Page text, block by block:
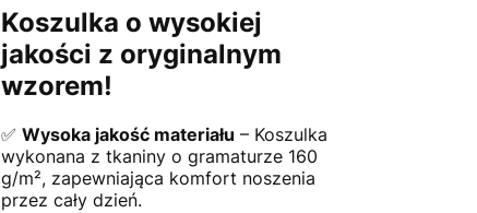
Koszulka o wysokiej
jakości z oryginalnym
wzorem!
✅Wysoka jakość materiału – Koszulka
wykonana z tkaniny o gramaturze 160
g/m², zapewniająca komfort noszenia
przez cały dzień.